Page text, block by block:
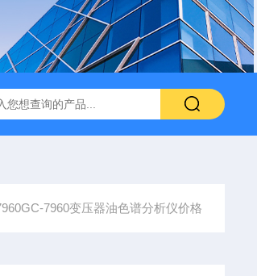
出厂报价 分析色谱仪 青岛水分测定仪
7960变压器油色谱分析仪价格